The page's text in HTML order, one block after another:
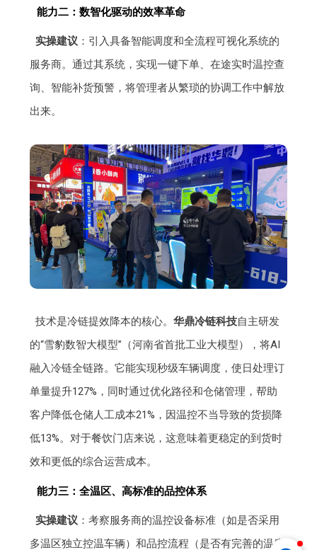
能力二：数智化驱动的效率革命
实操建议 ：引入具备智能调度和全流程可视化系统的
服务商。通过其系统，实现一键下单、在途实时温控查
询、智能补货预警，将管理者从繁琐的协调工作中解放
出来。
技术是冷链提效降本的核心。 华鼎冷链科技自主研发
的“雪豹数智大模型”（河南省首批工业大模型），将AI
融入冷链全链路。它能实现秒级车辆调度，使日处理订
单量提升127%，同时通过优化路径和仓储管理，帮助
客户降低仓储人工成本21%，因温控不当导致的货损降
低13%。对于餐饮门店来说，这意味着更稳定的到货时
效和更低的综合运营成本。
能力三：全温区、高标准的品控体系
实操建议 ：考察服务商的温控设备标准（如是否采用
多温区独立控温车辆）和品控流程（是否有完善的温度